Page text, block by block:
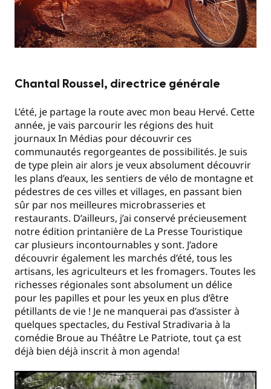
Chantal Roussel, directrice générale
L’été, je partage la route avec mon beau Hervé. Cette
année, je vais parcourir les régions des huit
journaux In Médias pour découvrir ces
communautés regorgeantes de possibilités. Je suis
de type plein air alors je veux absolument découvrir
les plans d’eaux, les sentiers de vélo de montagne et
pédestres de ces villes et villages, en passant bien
sûr par nos meilleures microbrasseries et
restaurants. D’ailleurs, j’ai conservé précieusement
notre édition printanière de La Presse Touristique
car plusieurs incontournables y sont. J’adore
découvrir également les marchés d’été, tous les
artisans, les agriculteurs et les fromagers. Toutes les
richesses régionales sont absolument un délice
pour les papilles et pour les yeux en plus d’être
pétillants de vie ! Je ne manquerai pas d’assister à
quelques spectacles, du Festival Stradivaria à la
comédie Broue au Théâtre Le Patriote, tout ça est
déjà bien déjà inscrit à mon agenda!